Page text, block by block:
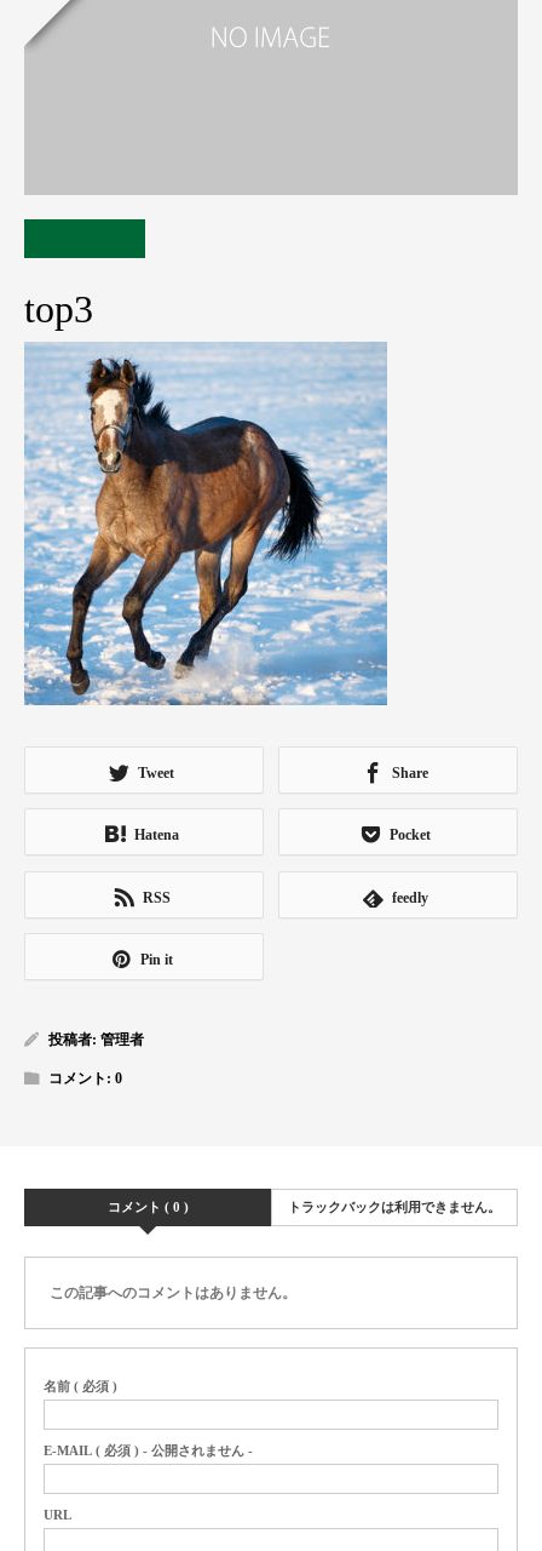
top3
Tweet Share
Hatena Pocket
RSS feedly
Pin it
投稿者: 管理者
コメント: 0
コメント ( 0 ) トラックバックは利用できません。
この記事へのコメントはありません。
名前 ( 必須 )
E-MAIL ( 必須 ) - 公開されません -
URL